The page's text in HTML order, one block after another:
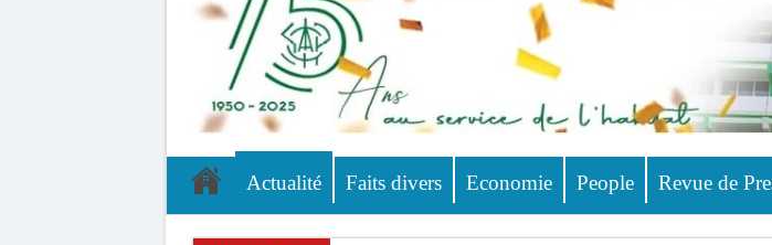
Actualité Faits divers Economie People Revue de